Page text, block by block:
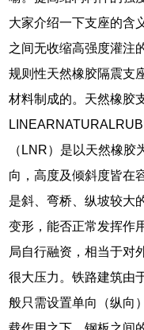
大家介绍一下支座的含
之间无收缩高强度灌注
规则性天然橡胶隔震支
材料制成的。天然橡胶
（LNR）是以天然橡
向，高度及倾斜度皆在
是斜、弯桥、纵坡较大
变形，能否正常发挥作
局自行融资，相当于对
很大压力。铁路建筑由
般只需设置单向（纵向